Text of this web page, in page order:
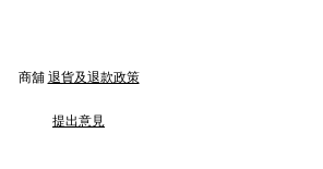
商舖 退貨及退款政策
提出意見